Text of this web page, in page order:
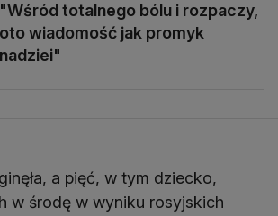
"Wśród totalnego bólu i rozpaczy,
oto wiadomość jak promyk
nadziei"
a pięć, w tym dziecko,
w środę w wyniku rosyjskich